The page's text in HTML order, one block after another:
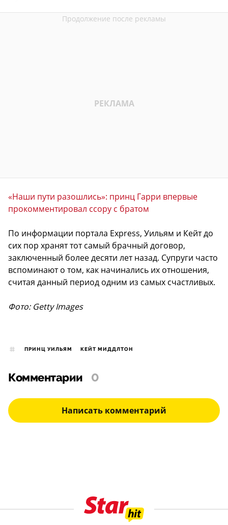
«Наши пути разошлись»: принц Гарри впервые
прокомментировал ссору с братом
По информации портала Express, Уильям и Кейт до
сих пор хранят тот самый брачный договор,
заключенный более десяти лет назад. Супруги часто
вспоминают о том, как начинались их отношения,
считая данный период одним из самых счастливых.
Фото: Getty Images
ПРИНЦ УИЛЬЯМ КЕЙТ МИДДЛТОН
Комментарии 0
Написать комментарий